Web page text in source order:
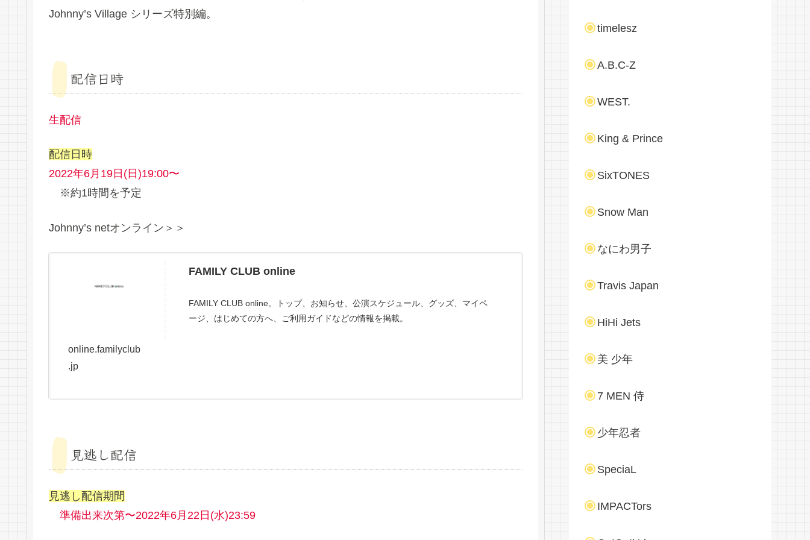
Johnny’s Village シリーズ特別編。
配信日時
生配信
配信日時
2022年6月19日(日)19:00〜
※約1時間を予定
Johnny’s netオンライン＞＞
FAMILY CLUB online
FAMILY CLUB online。トップ、お知らせ、公演スケジュール、グッズ、マイペ
ージ、はじめての方へ、ご利用ガイドなどの情報を掲載。
online.familyclub
.jp
見逃し配信
見逃し配信期間
準備出来次第〜2022年6月22日(水)23:59
timelesz
A.B.C-Z
WEST.
King & Prince
SixTONES
Snow Man
なにわ男子
Travis Japan
HiHi Jets
美 少年
7 MEN 侍
少年忍者
SpeciaL
IMPACTors